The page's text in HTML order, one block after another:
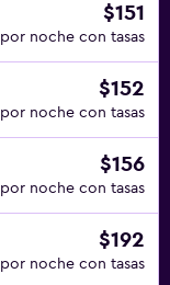
$151
por noche con tasas
$152
por noche con tasas
$156
por noche con tasas
$192
por noche con tasas